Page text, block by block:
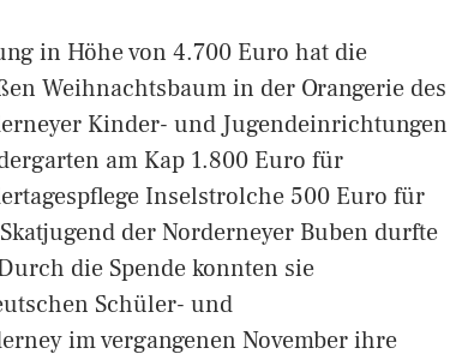
in Höhe von 4.700 Euro hat die
Weihnachtsbaum in der Orangerie des
Kinder- und Jugendeinrichtungen
am Kap 1.800 Euro für
Inselstrolche 500 Euro für
der Norderneyer Buben durfte
die Spende konnten sie
Schüler- und
im vergangenen November ihre